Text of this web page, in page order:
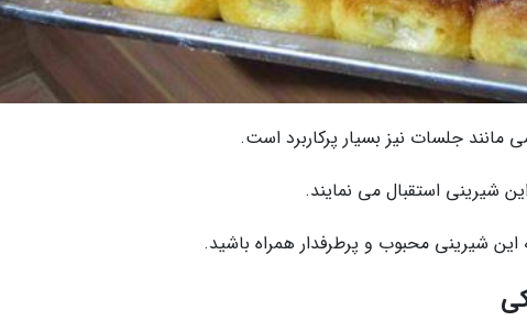
مانند جلسات نیز بسیار پرکاربرد است.
شیرینی استقبال می نمایند.
این شیرینی محبوب و پرطرفدار همراه باشید.